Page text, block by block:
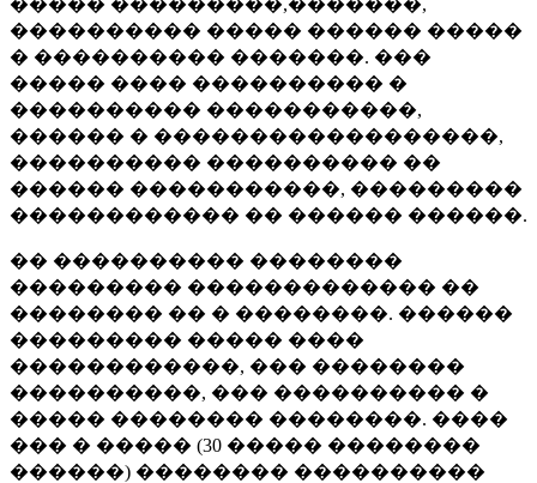
����� ���������,�������,
���������� ����� ������ �����
� ���������� �������. ���
����� ���� ���������� �
���������� �����������,
������ � ������������������,
���������� ���������� ��
������ �����������, ���������
������������ �� ������ ������.
�� ���������� ��������
��������� ������������� ��
�������� �� � ��������. ������
��������� ����� ����
������������, ��� ��������
����������, ��� ���������� �
����� �������� ��������. ����
��� � ����� (30 ����� ��������
������) �������� ����������